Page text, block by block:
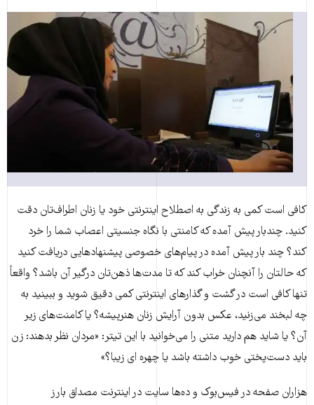
کافی است کمی به زندگی به اصطلاح اینترنتی خود یا زنان اطراف‌تان دقت
کنید. چندبار پیش آمده که کامنتی با نگاه جنسیتی اعصاب شما را خرد
کند؟ چند بار پیش آمده در پیام‌های خصوصی پیشنهادهایی دریافت کنید
که حالتان را آنچنان خراب کند که تا مدت‌ها ذهن‌تان درگیر آن باشد؟ واقعاً
تنها کافی است در گشت و گذارهای اینترنتی کمی دقیق شوید و ببینید به
چه لبخند می‌زنید، عکس بدون آرایش زنان هنرپیشه؟ یا کامنت‌های زیر
آن؟ یا شاید هم دارید متنی را می‌خوانید با این تیتر: «مردان نظر بدهند: زن
باید دست‌پختی خوب داشته باشد یا چهره ای زیبا؟»
هزاران صفحه در فیس‌بوک و ده‌ها سایت در اینترنت مصداق بارز